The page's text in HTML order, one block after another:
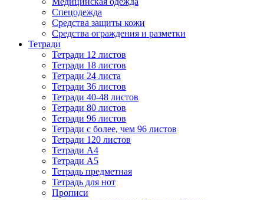
Спецодежда
Средства защиты кожи
Средства ограждения и разметки
Тетради
Тетради 12 листов
Тетради 18 листов
Тетради 24 листа
Тетради 36 листов
Тетради 40-48 листов
Тетради 80 листов
Тетради 96 листов
Тетради с более, чем 96 листов
Тетради 120 листов
Тетради А4
Тетради А5
Тетрадь предметная
Тетрадь для нот
Прописи